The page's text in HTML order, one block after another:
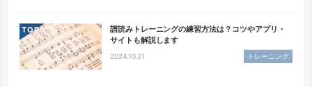
TOP
譜読みトレーニングの練習方法は？コツやアプリ・
サイトも解説します
2024.10.21 トレーニング